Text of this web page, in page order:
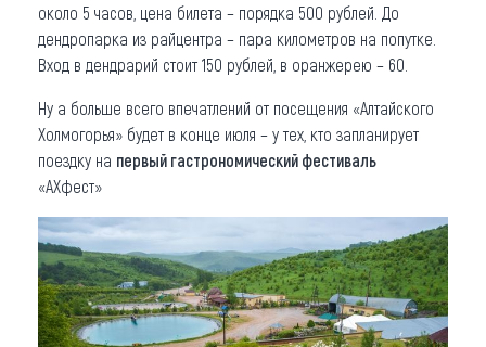
около 5 часов, цена билета – порядка 500 рублей. До
дендропарка из райцентра – пара километров на попутке.
Вход в дендрарий стоит 150 рублей, в оранжерею – 60.
Ну а больше всего впечатлений от посещения «Алтайского
Холмогорья» будет в конце июля – у тех, кто запланирует
поездку на первый гастрономический фестиваль
«АХфест»